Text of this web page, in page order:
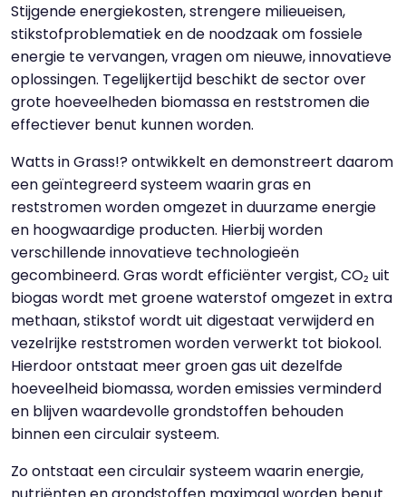
Stijgende energiekosten, strengere milieueisen,
stikstofproblematiek en de noodzaak om fossiele
energie te vervangen, vragen om nieuwe, innovatieve
oplossingen. Tegelijkertijd beschikt de sector over
grote hoeveelheden biomassa en reststromen die
effectiever benut kunnen worden.
Watts in Grass!? ontwikkelt en demonstreert daarom
een geïntegreerd systeem waarin gras en
reststromen worden omgezet in duurzame energie
en hoogwaardige producten. Hierbij worden
verschillende innovatieve technologieën
gecombineerd. Gras wordt efficiënter vergist, CO₂ uit
biogas wordt met groene waterstof omgezet in extra
methaan, stikstof wordt uit digestaat verwijderd en
vezelrijke reststromen worden verwerkt tot biokool.
Hierdoor ontstaat meer groen gas uit dezelfde
hoeveelheid biomassa, worden emissies verminderd
en blijven waardevolle grondstoffen behouden
binnen een circulair systeem.
Zo ontstaat een circulair systeem waarin energie,